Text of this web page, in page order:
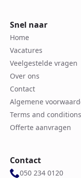
Snel naar
Home
Vacatures
Veelgestelde vragen
Over ons
Contact
Algemene
Terms and conditions
Offerte aanvragen
Contact
050 234 0120